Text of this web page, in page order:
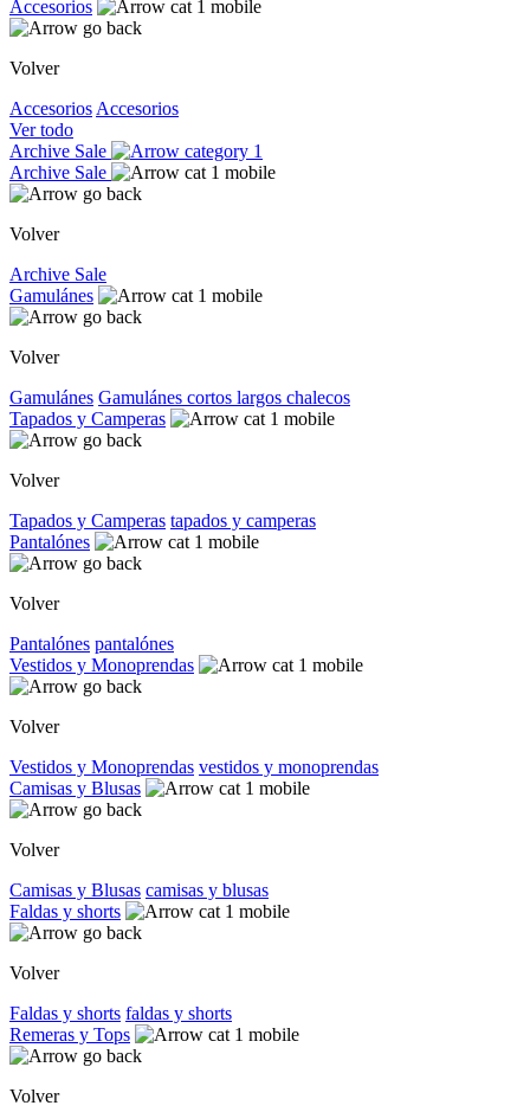
Accesorios
Volver
Accesorios Accesorios
Ver todo
Archive Sale
Archive Sale
Volver
Archive Sale
Gamulánes
Volver
Gamulánes Gamulánes cortos largos chalecos
Tapados y Camperas
Volver
Tapados y Camperas tapados y camperas
Pantalónes
Volver
Pantalónes pantalónes
Vestidos y Monoprendas
Volver
Vestidos y Monoprendas vestidos y monoprendas
Camisas y Blusas
Volver
Camisas y Blusas camisas y blusas
Faldas y shorts
Volver
Faldas y shorts faldas y shorts
Remeras y Tops
Volver